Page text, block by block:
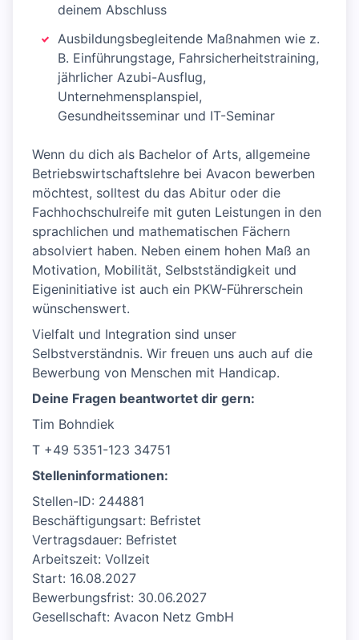
deinem Abschluss
Ausbildungsbegleitende Maßnahmen wie z.
B. Einführungstage, Fahrsicherheitstraining,
jährlicher Azubi-Ausflug,
Unternehmensplanspiel,
Gesundheitsseminar und IT-Seminar
Wenn du dich als Bachelor of Arts, allgemeine
Betriebswirtschaftslehre bei Avacon bewerben
möchtest, solltest du das Abitur oder die
Fachhochschulreife mit guten Leistungen in den
sprachlichen und mathematischen Fächern
absolviert haben. Neben einem hohen Maß an
Motivation, Mobilität, Selbstständigkeit und
Eigeninitiative ist auch ein PKW-Führerschein
wünschenswert.
Vielfalt und Integration sind unser
Selbstverständnis. Wir freuen uns auch auf die
Bewerbung von Menschen mit Handicap.
Deine Fragen beantwortet dir gern:
Tim Bohndiek
T +49 5351-123 34751
Stelleninformationen:
Stellen-ID: 244881
Beschäftigungsart: Befristet
Vertragsdauer: Befristet
Arbeitszeit: Vollzeit
Start: 16.08.2027
Bewerbungsfrist: 30.06.2027
Gesellschaft: Avacon Netz GmbH